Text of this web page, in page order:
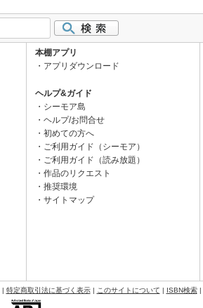
本棚アプリ
アプリダウンロード
ヘルプ&ガイド
シーモア島
ヘルプ/お問合せ
初めての方へ
ご利用ガイド（シーモア）
ご利用ガイド（読み放題）
作品のリクエスト
推奨環境
サイトマップ
特定商取引法に基づく表示| このサイトについて ISBN検索|